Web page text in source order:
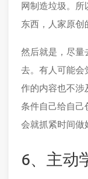
网制造垃圾。所
东西，人家原创
然后就是，尽量
去。有人可能会
作的内容也不涉
条件自己给自己
会就抓紧时间做
6、主动